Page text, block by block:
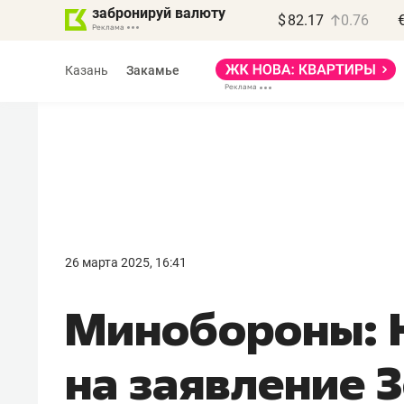
забронируй валюту $ 82.17 0.76
Казань Закамье
26 марта 2025, 16:41
Минобороны:
на заявление
правил, бизнес может
потерять минимум